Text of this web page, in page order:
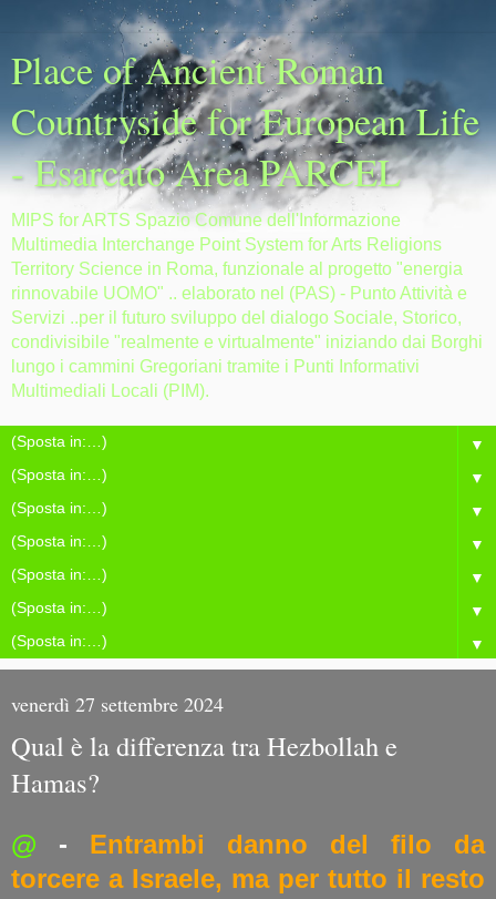
Place of Ancient Roman
Countryside for European Life
- Esarcato Area PARCEL
MIPS for ARTS Spazio Comune dell'Informazione
Multimedia Interchange Point System for Arts Religions
Territory Science in Roma, funzionale al progetto "energia
rinnovabile UOMO" .. elaborato nel (PAS) - Punto Attività e
Servizi ..per il futuro sviluppo del dialogo Sociale, Storico,
condivisibile "realmente e virtualmente" iniziando dai Borghi
lungo i cammini Gregoriani tramite i Punti Informativi
Multimediali Locali (PIM).
▼
▼
▼
▼
▼
▼
▼
venerdì 27 settembre 2024
Qual è la differenza tra Hezbollah e
Hamas?
@ - Entrambi danno del filo da
torcere a Israele, ma per tutto il resto